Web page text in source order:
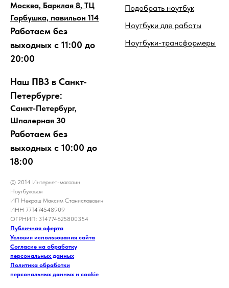
Москва, Барклая 8, ТЦ
Горбушка, павильон 114
Работаем без
выходных с 11:00 до
20:00
Наш ПВЗ в Санкт-
Петербурге:
Санкт-Петербург,
Шпалерная 30
Работаем без
выходных с 10:00 до
18:00
© 2014 Интернет-магазин
Ноутбуковая
ИП Некраш Максим Станиславович
ИНН 771474548909
ОГРНИП: 314774625800354
Публичная оферта
Условия использования сайта
Согласие на обработку
персональных данных
Политика обработки
персональных данных и cookie
Подобрать ноутбук
Ноутбуки для работы
Ноутбуки-трансформеры